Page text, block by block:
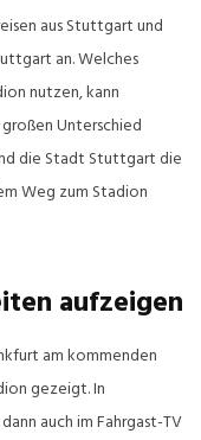
aus Stuttgart und
an. Welches
nutzen, kann
Unterschied
die Stadt Stuttgart die
Weg zum Stadion
aufzeigen
am kommenden
gezeigt. In
auch im Fahrgast-TV